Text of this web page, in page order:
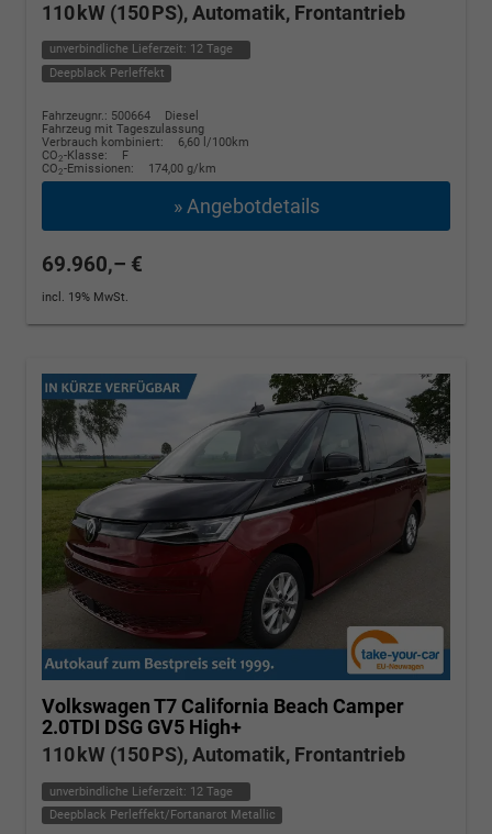
110 kW (150 PS), Automatik, Frontantrieb
unverbindliche Lieferzeit: 12 Tage
Deepblack Perleffekt
Fahrzeugnr.: 500664
Diesel
Fahrzeug mit Tageszulassung
Verbrauch kombiniert:
6,60 l/100km
CO2-Klasse:
F
CO2-Emissionen: 174,00 g/km
» Angebotdetails
69.960,– €
incl. 19% MwSt.
Volkswagen T7 California Beach Camper
2.0TDI DSG GV5 High+
110 kW (150 PS), Automatik, Frontantrieb
unverbindliche Lieferzeit: 12 Tage
Deepblack Perleffekt/Fortanarot Metallic